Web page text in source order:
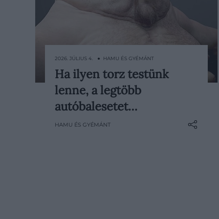
Az emberi test több millió év alatt
alkalmazkodott többek között a
futáshoz, a mászáshoz és a túlélés
azonban semmiképpen sem, hogy
2026. JÚLIUS 4. ● HAMU ÉS GYÉMÁNT
Ha ilyen torz testünk
lenne, a legtöbb
autóbalesetet…
HAMU ÉS GYÉMÁNT